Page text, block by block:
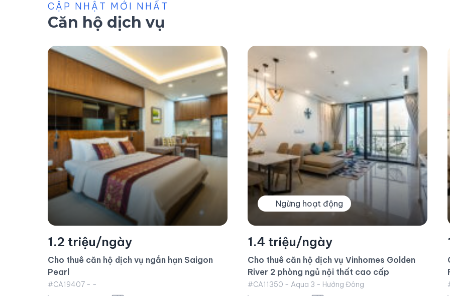
CẬP NHẬT MỚI NHẤT
Căn hộ dịch vụ
Ngừng hoạt động
1.4 triệu/ngày
Cho thuê căn hộ dịch vụ Vinhomes Golden
River 2 phòng ngủ nội thất cao cấp
#CA11350 - Aqua 3 - Hướng Đông
1.1 triệu/ngày
Cho thuê căn hộ dịch vụ Vinhomes Golden
River 1 phòng ngủ
#CA11328 - Aqua 3 - Hướng Đông